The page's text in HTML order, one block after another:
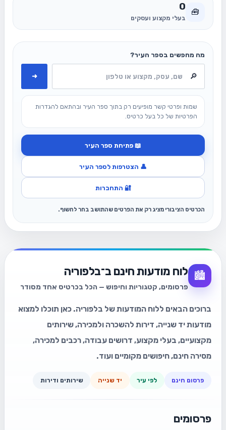
🧰
0
בעלי מקצוע ועסקים
מה מחפשים בספר העיר?
➜
שמות ופרטי קשר מופיעים רק בתוך ספר העיר ובהתאם להגדרות
הפרטיות של כל בעל כרטיס.
📖 פתיחת ספר העיר
👤 הצטרפות לספר העיר
🔐 התחברות
הכרטיס הציבורי מציג רק את הפרטים שהתושב בחר לחשוף.
🏙️ לוח מודעות חינם ב־בלפוריה
פרסומים, קטגוריות וחיפוש — הכל בכרטיס אחד מסודר
ברוכים הבאים ללוח המודעות של בלפוריה. כאן תוכלו למצוא
מודעות יד שנייה, דירות להשכרה ולמכירה, שירותים
מקצועיים, בעלי מקצוע, דרושים עבודה, רכבים למכירה,
מסירה חינם, חיפושים מקומיים ועוד.
פרסום חינם לפי עיר יד שנייה שירותים ודירות
פרסומים